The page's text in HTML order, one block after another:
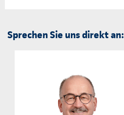
Sprechen Sie uns direkt an: